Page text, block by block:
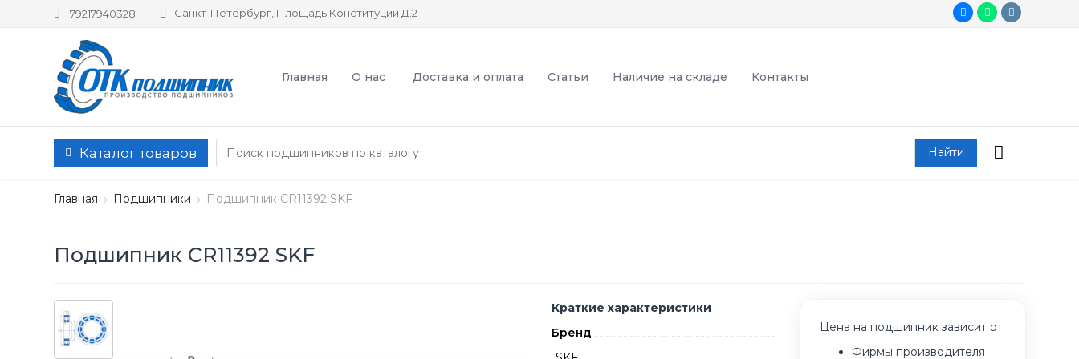
+79217940328 Санкт-Петербург, Площадь Конституции Д.2
Главная О нас Доставка и оплата Статьи Наличие на складе Контакты
Каталог товаров Найти
Главная Подшипники Подшипник CR11392 SKF
Подшипник CR11392 SKF
Краткие характеристики
Бренд
Цена на подшипник зависит от:
Фирмы производителя